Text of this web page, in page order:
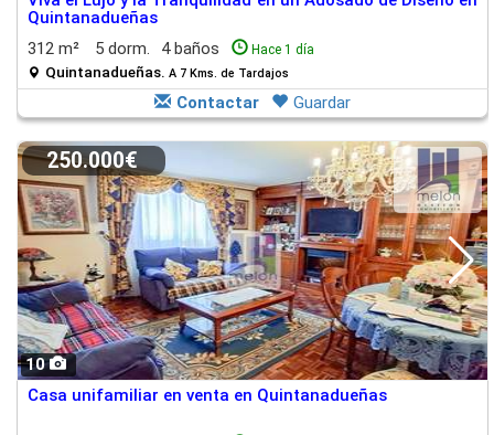
Quintanadueñas
312 m²
5 dorm. 4 baños Hace 1 día
Quintanadueñas. A 7 Kms. de Tardajos
Contactar Guardar
10
250.000€
Casa unifamiliar en venta en Quintanadueñas